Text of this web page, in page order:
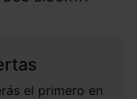
el primero en